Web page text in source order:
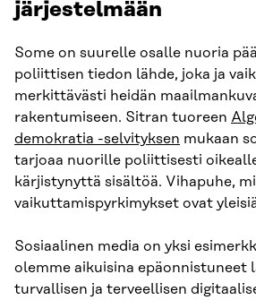
järjestelmään
Some on suurelle osalle nuoria
poliittisen tiedon lähde, joka ja
merkittävästi heidän
rakentumiseen. Sitran tuoreen
demokratia -selvityksen mukaan
tarjoaa nuorille poliittisesti
kärjistynyttä sisältöä. Vihapuhe,
vaikuttamispyrkimykset ovat
Sosiaalinen media on yksi
olemme aikuisina epäonnistuneet
turvallisen ja terveellisen